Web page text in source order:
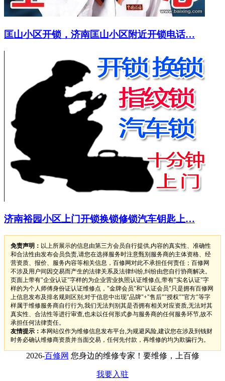
匡山小区开锁，济南匡山小区附近开锁电话…
济南裕园小区上门开锁换锁修锁汽车钥匙上…
免责声明： 以上所展示的信息由第三方会员自行提供,内容的真实性、准确性
和合法性由发布会员负责,请您在选择服务时注意甄别服务商的主体资格、经
营资质、报价、服务内容等相关信息，百修网对此不承担任何责任；百修网
不涉及用户间因交易而产生的法律关系及法律纠纷,纠纷由您自行协商解决。
页面上带有"企业认证"字样的为企业营业执照认证维修点,带有"实名认证"字
样的为个人师傅身份证认证维修点，"金牌会员"和"认证会员"只是拥有百修网
上信息发布及排名规则区别;对于信息中出现"品牌"+"售后""授权""官方"等字
样属于维修服务商自行行为,我们无法判别其是否拥有相关对应资质,无法对其
真实性、合法性等进行审查,也未以任何形式参与服务商的任何服务环节,故不
承担任何法律责任。
友情提示： 本网站仅作为维修信息发布平台,为规避风险,建议您在涉及到钱财
时务必确认维修商资质并当面交易，任何先付款，再维修的均为欺骗行为。
2026-百修网 您身边的维修专家！要维修，上百修
我要入驻